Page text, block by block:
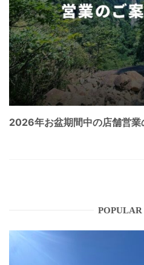
2026年お盆期間中の店舗営業
POPULAR